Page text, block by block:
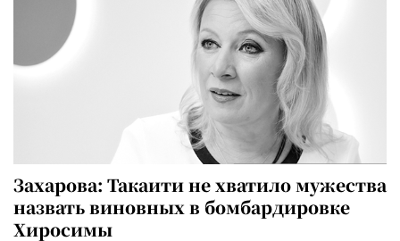
Захарова: Такаити не хватило мужества
назвать виновных в бомбардировке
Хиросимы